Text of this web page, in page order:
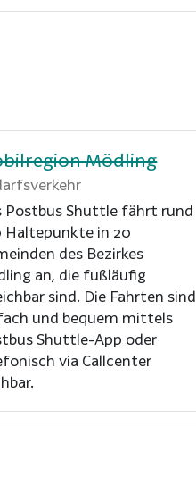
Mödling
Postbus Shuttle fährt rund
Haltepunkte in 20
des Bezirkes
an, die fußläufig
sind. Die Fahrten sind
und bequem mittels
Shuttle-App oder
via Callcenter